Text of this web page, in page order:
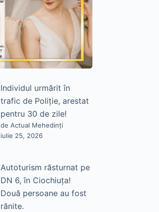
Individul urmărit în
trafic de Poliție, arestat
pentru 30 de zile!
de Actual Mehedinți
iulie 25, 2026
Autoturism răsturnat pe
DN 6, în Ciochiuța!
Două persoane au fost
rănite.